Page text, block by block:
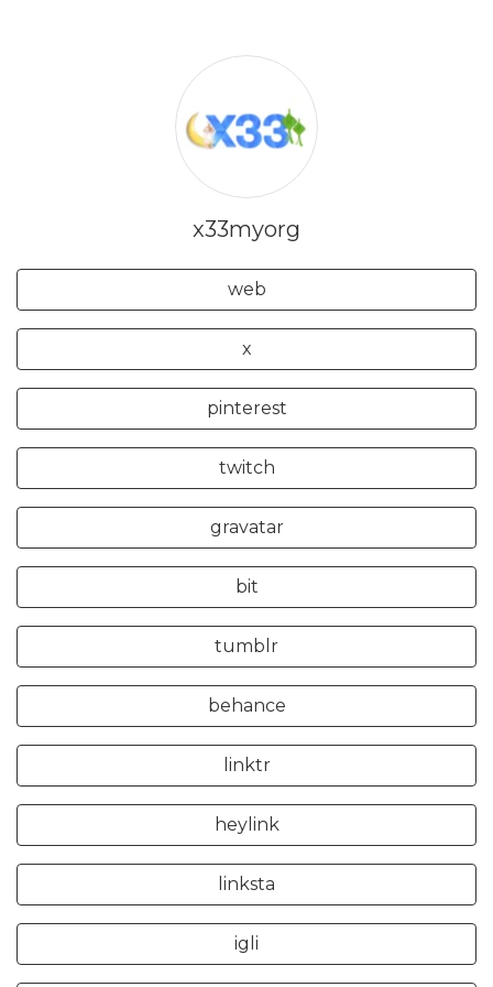
x33myorg
web
x
pinterest
twitch
gravatar
bit
tumblr
behance
linktr
heylink
linksta
igli